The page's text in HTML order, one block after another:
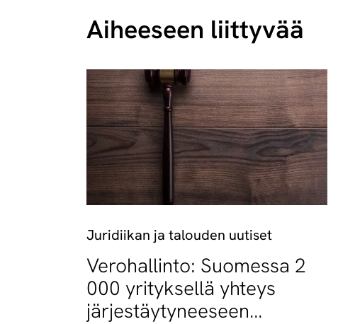
Aiheeseen liittyvää
Juridiikan ja talouden uutiset
Verohallinto: Suomessa 2
000 yrityksellä yhteys
järjestäytyneeseen